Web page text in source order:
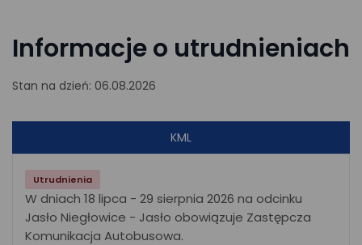
Informacje o utrudnieniach
Stan na dzień: 06.08.2026
KML
Utrudnienia
W dniach 18 lipca - 29 sierpnia 2026 na odcinku
Jasło Niegłowice - Jasło obowiązuje Zastępcza
Komunikacja Autobusowa.